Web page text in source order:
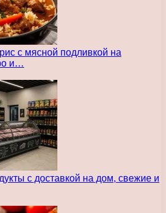
с мясной подливкой на
и…
с доставкой на дом, свежие и